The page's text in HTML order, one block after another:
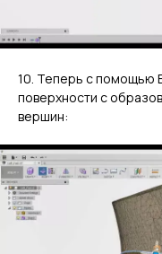
10. Теперь с помощью
поверхности с
вершин: